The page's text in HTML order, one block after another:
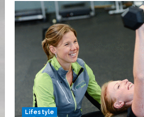
Lifestyle